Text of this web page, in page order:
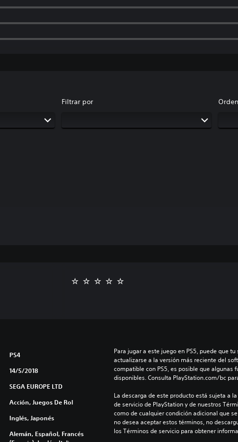
Filtrar por
PS4
14/5/2018
SEGA EUROPE LTD
Acción, Juegos De Rol
Inglés, Japonés
Alemán, Español, Francés
Para jugar a este juego en PS5, puede que
actualizarse a la versión más reciente del
compatible con PS5, es posible que algunas
disponibles. Consulta PlayStation.com/bc
La descarga de este producto está sujeta a
de servicio de PlayStation y de nuestros
como de cualquier condición adicional que
no desea aceptar estos términos, no
los Términos de servicio para obtener